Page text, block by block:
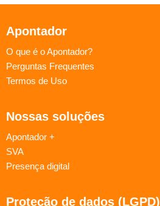
Apontador
O que é o Apontador?
Perguntas Frequentes
Termos de Uso
Nossas soluções
Apontador +
SVA
Presença digital
Proteção de dados (LGPD)